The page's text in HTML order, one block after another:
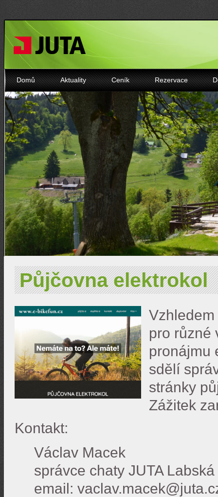
Domů Aktuality Ceník Rezervace
Půjčovna elektrokol
pro různé
pronájmu
sdělí
stránky
Zážitek
Kontakt:
Václav Macek
správce chaty JUTA Labská
email: